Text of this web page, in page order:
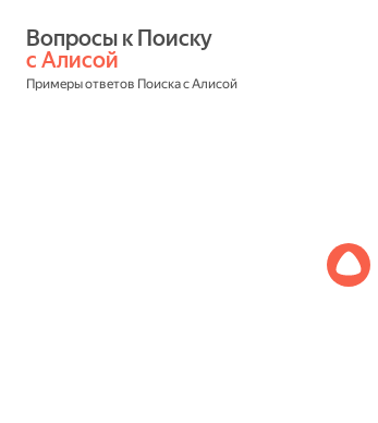
с Алисой
Примеры ответов Поиска с Алисой